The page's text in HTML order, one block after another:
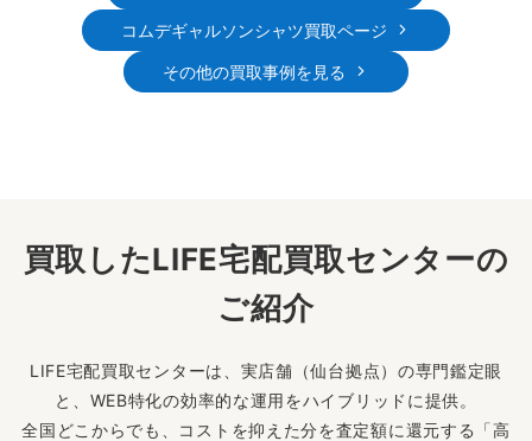
コムデギャルソンシャツ買取ページ
その他の買取事例を見る
買取したLIFE宅配買取センターの
ご紹介
LIFE宅配買取センターは、実店舗（仙台拠点）の専門鑑定眼
と、WEB特化の効率的な運用をハイブリッドに提供。
全国どこからでも、コストを抑えた分を査定額に還元する「高